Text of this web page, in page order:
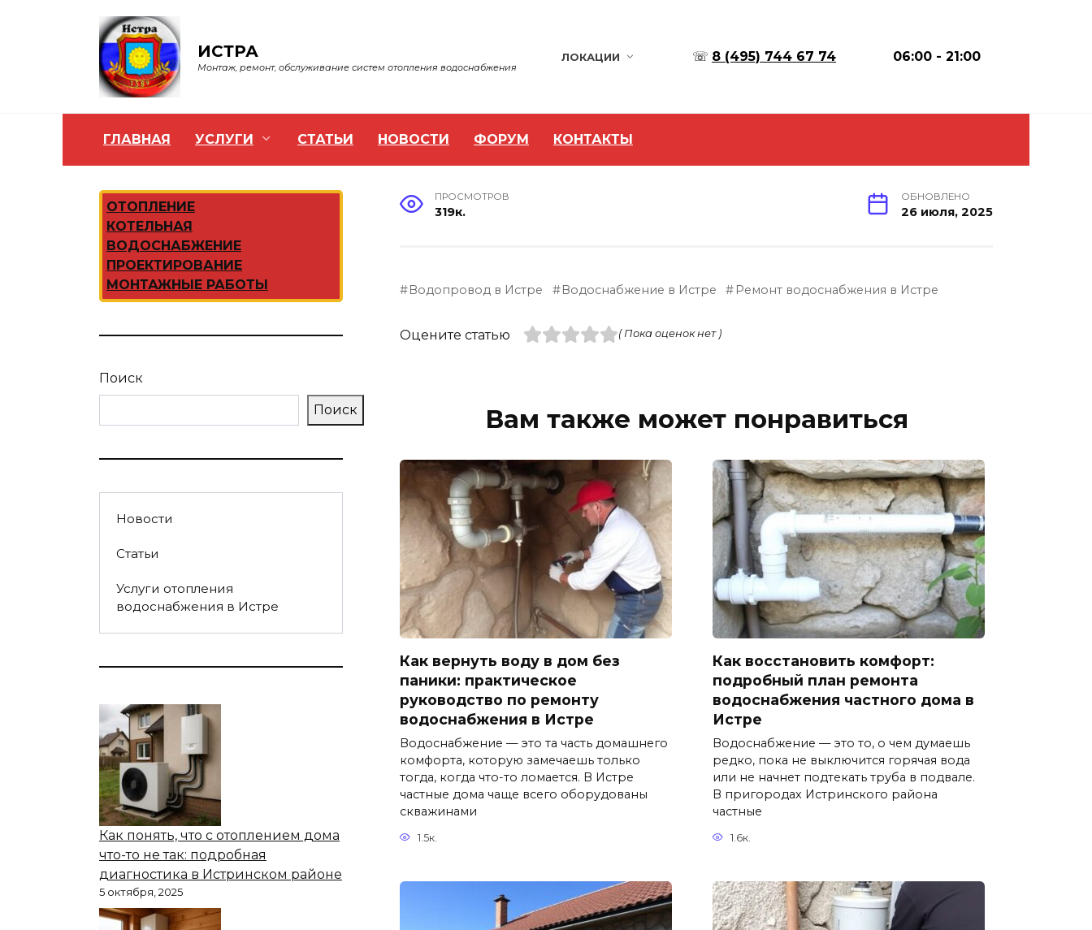
ИСТРА
Монтаж, ремонт, обслуживание систем отопления водоснабжения
ЛОКАЦИИ ☏ 8 (495) 744 67 74 06:00 - 21:00
ГЛАВНАЯ УСЛУГИ СТАТЬИ НОВОСТИ ФОРУМ КОНТАКТЫ
ПРОСМОТРОВ
319к.
ОБНОВЛЕНО
26 июля, 2025
Водопровод в Истре Водоснабжение в Истре Ремонт водоснабжения в Истре
Оцените статью ( Пока оценок нет )
Вам также может понравиться
Как вернуть воду в дом без
паники: практическое
руководство по ремонту
водоснабжения в Истре
Водоснабжение — это та часть домашнего
комфорта, которую замечаешь только
тогда, когда что-то ломается. В Истре
частные дома чаще всего оборудованы
скважинами
1.5к.
Как восстановить комфорт:
подробный план ремонта
водоснабжения частного дома в
Истре
Водоснабжение — это то, о чем думаешь
редко, пока не выключится горячая вода
или не начнет подтекать труба в подвале.
В пригородах Истринского района
частные
1.6к.
ОТОПЛЕНИЕ
КОТЕЛЬНАЯ
ВОДОСНАБЖЕНИЕ
ПРОЕКТИРОВАНИЕ
МОНТАЖНЫЕ РАБОТЫ
Поиск
Поиск
Новости
Статьи
Услуги отопления
водоснабжения в Истре
Как понять, что с отоплением дома
что-то не так: подробная
диагностика в Истринском районе
5 октября, 2025